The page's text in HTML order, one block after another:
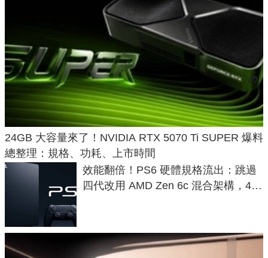
24GB 大容量來了！NVIDIA RTX 5070 Ti SUPER 爆料
總整理：規格、功耗、上市時間
效能翻倍！PS6 硬體規格流出：跳過
四代改用 AMD Zen 6c 混合架構，4K